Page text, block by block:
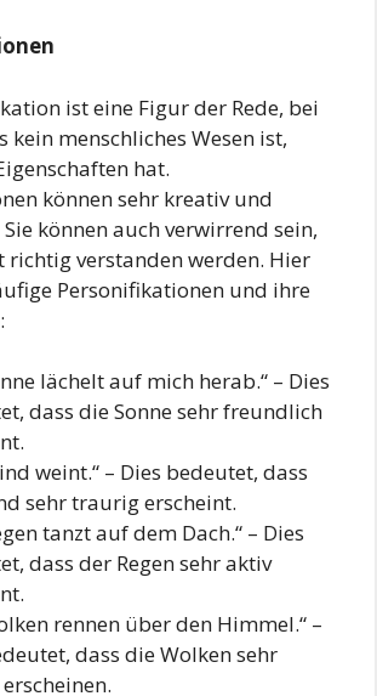
ist eine Figur der Rede, bei
kein menschliches Wesen ist,
hat.
können sehr kreativ und
können auch verwirrend sein,
richtig verstanden werden. Hier
Personifikationen und ihre
lächelt auf mich herab.“ – Dies
dass die Sonne sehr freundlich
weint.“ – Dies bedeutet, dass
sehr traurig erscheint.
tanzt auf dem Dach.“ – Dies
dass der Regen sehr aktiv
rennen über den Himmel.“ –
dass die Wolken sehr